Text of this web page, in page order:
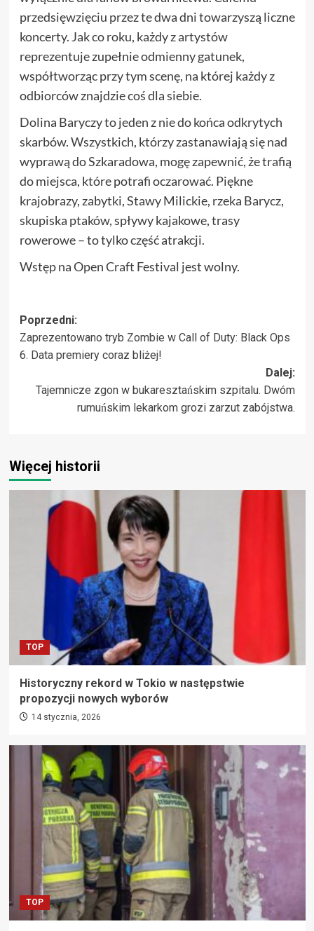
przedsięwzięciu przez te dwa dni towarzyszą liczne
koncerty. Jak co roku, każdy z artystów
reprezentuje zupełnie odmienny gatunek,
współtworząc przy tym scenę, na której każdy z
odbiorców znajdzie coś dla siebie.
Dolina Baryczy to jeden z nie do końca odkrytych
skarbów. Wszystkich, którzy zastanawiają się nad
wyprawą do Szkaradowa, mogę zapewnić, że trafią
do miejsca, które potrafi oczarować. Piękne
krajobrazy, zabytki, Stawy Milickie, rzeka Barycz,
skupiska ptaków, spływy kajakowe, trasy
rowerowe – to tylko część atrakcji.
Wstęp na Open Craft Festival jest wolny.
Zobacz
wpisy
Poprzedni:
Zaprezentowano tryb Zombie w Call of Duty: Black Ops
6. Data premiery coraz bliżej!
Dalej:
Tajemnicze zgon w bukaresztańskim szpitalu. Dwóm
rumuńskim lekarkom grozi zarzut zabójstwa.
Więcej historii
TOP
Historyczny rekord w Tokio w następstwie
propozycji nowych wyborów
14 stycznia, 2026
TOP